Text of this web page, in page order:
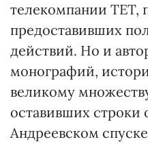
телекомпании ТЕТ,
предоставивших
действий. Но и
монографий,
великому
оставивших строки
Андреевском